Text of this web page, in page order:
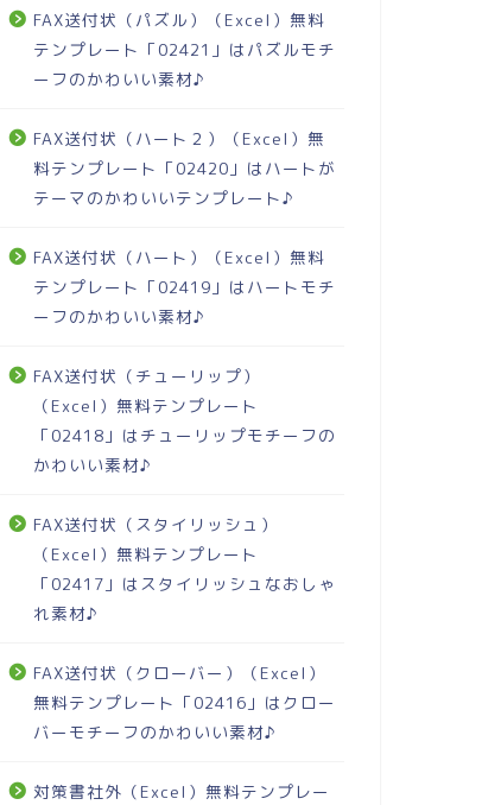
FAX送付状（パズル）（Excel）無料
テンプレート「02421」はパズルモチ
ーフのかわいい素材♪
FAX送付状（ハート２）（Excel）無
料テンプレート「02420」はハートが
テーマのかわいいテンプレート♪
FAX送付状（ハート）（Excel）無料
テンプレート「02419」はハートモチ
ーフのかわいい素材♪
FAX送付状（チューリップ）
（Excel）無料テンプレート
「02418」はチューリップモチーフの
かわいい素材♪
FAX送付状（スタイリッシュ）
（Excel）無料テンプレート
「02417」はスタイリッシュなおしゃ
れ素材♪
FAX送付状（クローバー）（Excel）
無料テンプレート「02416」はクロー
バーモチーフのかわいい素材♪
対策書社外（Excel）無料テンプレー